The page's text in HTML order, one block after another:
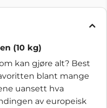
(10 kg)
kan gjøre alt? Best
blant mange
uansett hva
av europeisk